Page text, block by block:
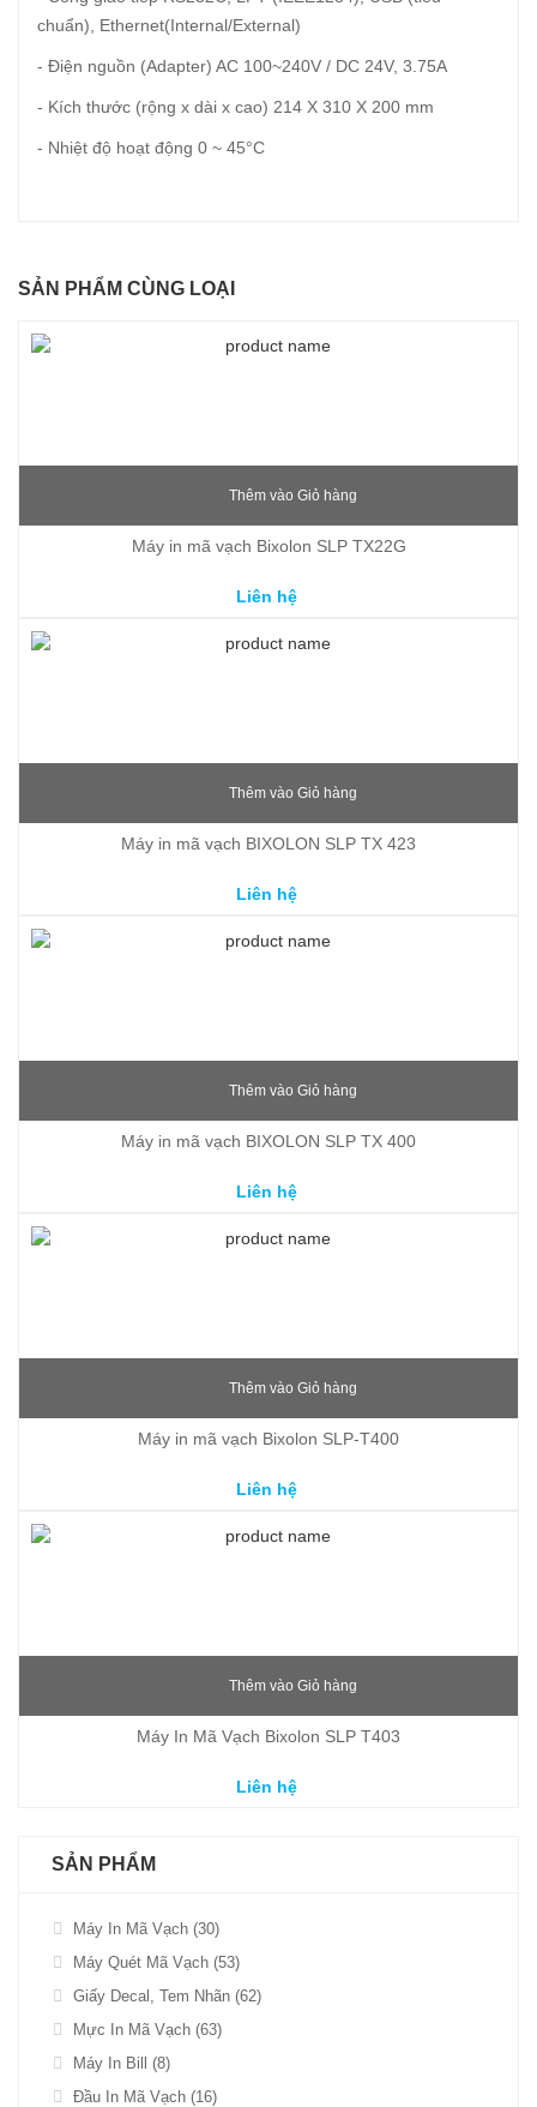
chuẩn), Ethernet(Internal/External)
- Điện nguồn (Adapter) AC 100~240V / DC 24V, 3.75A
- Kích thước (rộng x dài x cao) 214 X 310 X 200 mm
- Nhiệt độ hoạt động 0 ~ 45°C
SẢN PHẨM CÙNG LOẠI
Thêm vào Giỏ hàng
Máy in mã vạch Bixolon SLP TX22G
Liên hệ
Thêm vào Giỏ hàng
Máy in mã vạch BIXOLON SLP TX 423
Liên hệ
Thêm vào Giỏ hàng
Máy in mã vạch BIXOLON SLP TX 400
Liên hệ
Thêm vào Giỏ hàng
Máy in mã vạch Bixolon SLP-T400
Liên hệ
Thêm vào Giỏ hàng
Máy In Mã Vạch Bixolon SLP T403
Liên hệ
SẢN PHẨM
Máy In Mã Vạch (30)
Máy Quét Mã Vạch (53)
Giấy Decal, Tem Nhãn (62)
Mực In Mã Vạch (63)
Máy In Bill (8)
Đầu In Mã Vạch (16)